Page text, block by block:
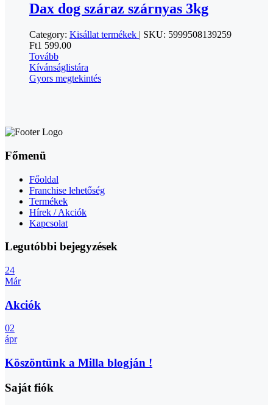
Dax dog száraz szárnyas 3kg
Category: Kisállat termékek | SKU: 5999508139259
Ft1 599.00
Tovább
Kívánságlistára
Gyors megtekintés
Főmenü
Főoldal
Franchise lehetőség
Termékek
Hírek / Akciók
Kapcsolat
Legutóbbi bejegyzések
24
Már
Akciók
02
ápr
Köszöntünk a Milla blogján !
Saját fiók